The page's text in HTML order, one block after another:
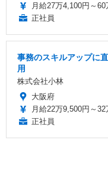
月給27万4,100円～60
正社員
事務のスキルアップに
用
株式会社小林
大阪府
月給22万9,500円～32
正社員